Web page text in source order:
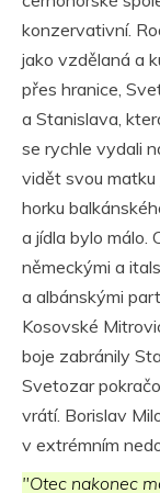
konzervativní.
jako vzdělaná a
přes hranice,
a Stanislava,
se rychle vydali
vidět svou matku
horku
a jídla bylo málo.
německými a
a albánskými
Kosovské
boje zabránily
Svetozar
vrátí. Borislav
v extrémním
"Otec nakonec